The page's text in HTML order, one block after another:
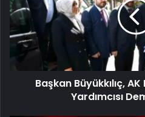
Başkan Büyükkılıç,
Yardımcısı